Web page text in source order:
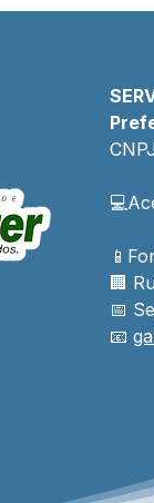
CNPJ
🏢
📅
📧